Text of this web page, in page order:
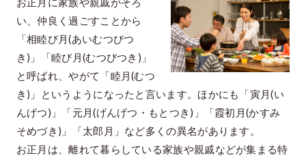
い、仲良く過ごすことから
「相睦び月(あいむつびつ
き)」「睦び月(むつびつき)」
と呼ばれ、やがて「睦月(むつ
き)」というようになったと言います。ほかにも「寅月(い
んげつ)」「元月(げんげつ・もとつき)」「霞初月(かすみ
そめづき)」「太郎月」など多くの異名があります。
お正月は、離れて暮らしている家族や親戚などが集まる特